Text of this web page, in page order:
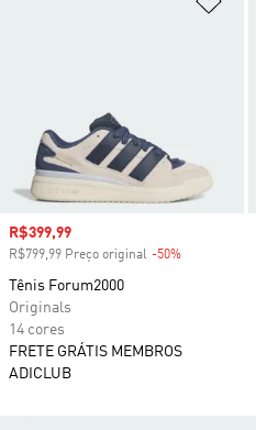
Preço com desconto
R$399,99
R$799,99 Preço original -50%
Tênis Forum2000
Originals
14 cores
FRETE GRÁTIS MEMBROS
ADICLUB